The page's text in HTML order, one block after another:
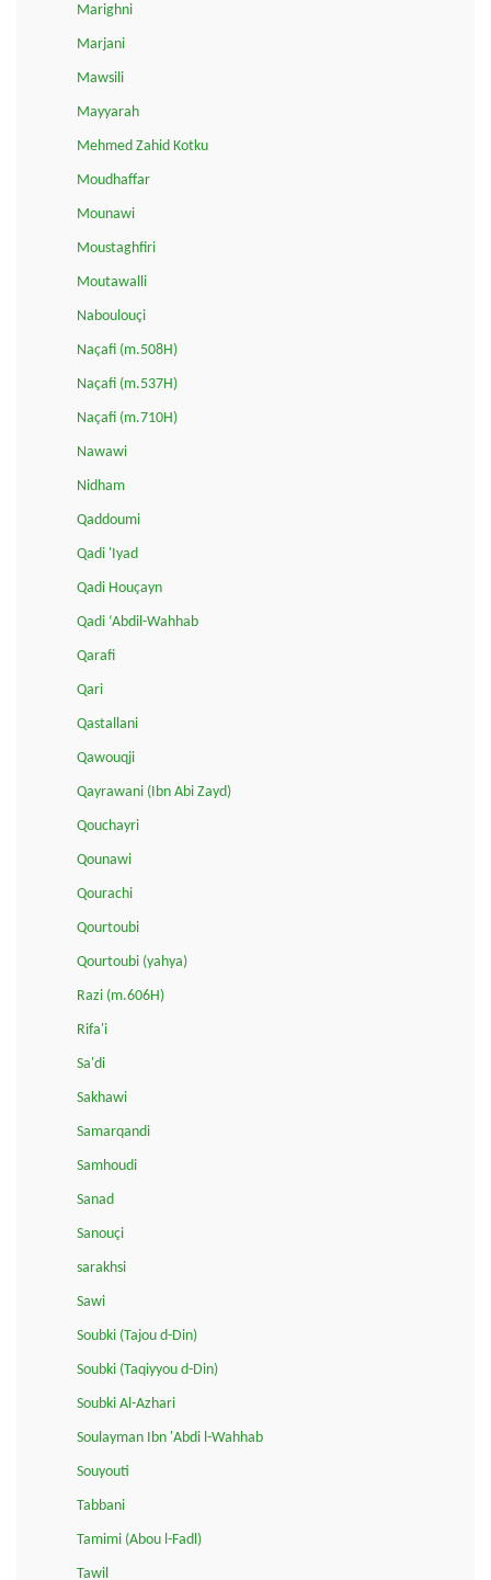
Marighni
Marjani
Mawsili
Mayyarah
Mehmed Zahid Kotku
Moudhaffar
Mounawi
Moustaghfiri
Moutawalli
Naboulouçi
Naçafi (m.508H)
Naçafi (m.537H)
Naçafi (m.710H)
Nawawi
Nidham
Qaddoumi
Qadi 'Iyad
Qadi Houçayn
Qadi ‘Abdil-Wahhab
Qarafi
Qari
Qastallani
Qawouqji
Qayrawani (Ibn Abi Zayd)
Qouchayri
Qounawi
Qourachi
Qourtoubi
Qourtoubi (yahya)
Razi (m.606H)
Rifa'i
Sa'di
Sakhawi
Samarqandi
Samhoudi
Sanad
Sanouçi
sarakhsi
Sawi
Soubki (Tajou d-Din)
Soubki (Taqiyyou d-Din)
Soubki Al-Azhari
Soulayman Ibn 'Abdi l-Wahhab
Souyouti
Tabbani
Tamimi (Abou l-Fadl)
Tawil